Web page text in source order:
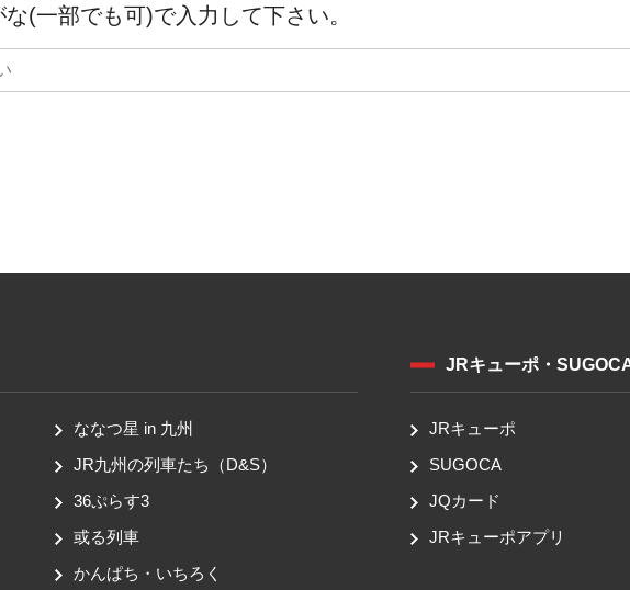
(一部でも可)で入力して下さい。
ななつ星 in 九州
JR九州の列車たち（D&S）
36ぷらす3
或る列車
かんぱち・いちろく
JRキューポ・
JRキューポ
SUGOCA
JQカード
JRキューポアプリ